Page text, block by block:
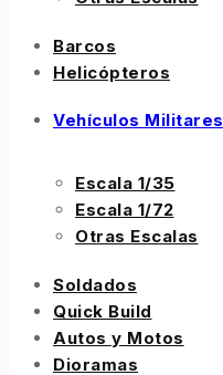
Barcos
Helicópteros
Vehículos Militares
Escala 1/35
Escala 1/72
Otras Escalas
Soldados
Quick Build
Autos y Motos
Dioramas